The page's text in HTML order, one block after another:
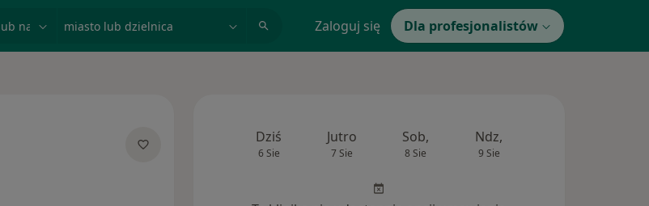
Zaloguj się Dla profesjonalistów
Dziś
6 Sie
Jutro
7 Sie
Sob,
8 Sie
Ndz,
9 Sie